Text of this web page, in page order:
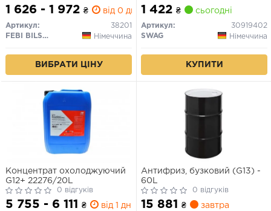
1 626 - 1 972 ₴ від 0 дн.
Артикул:
38201
FEBI BILSTEIN
Німеччина
ВИБРАТИ ЦІНУ
1 422 ₴ сьогодні
Артикул:
30919402
SWAG
Німеччина
КУПИТИ
Концентрат охолоджуючий
G12+ 22276/20L
0 відгуків
5 755 - 6 111 ₴
від 1 дн.
Антифриз, бузковий (G13) -
60L
0 відгуків
15 881 ₴
завтра